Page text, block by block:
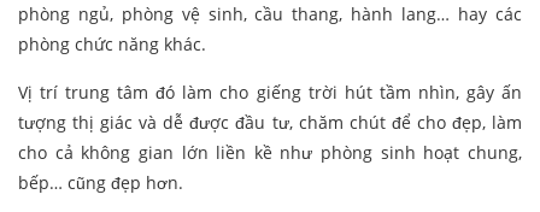
phòng ngủ, phòng vệ sinh, cầu thang, hành lang… hay các
phòng chức năng khác.
Vị trí trung tâm đó làm cho giếng trời hút tầm nhìn, gây ấn
tượng thị giác và dễ được đầu tư, chăm chút để cho đẹp, làm
cho cả không gian lớn liền kề như phòng sinh hoạt chung,
bếp… cũng đẹp hơn.